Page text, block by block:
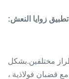
تطبيق زوايا النعش:
مختلفين.بشكل
مع قضبان فولاذية ،